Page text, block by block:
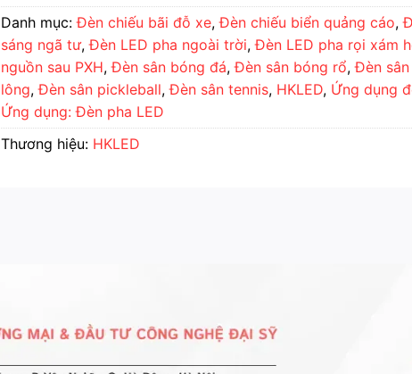
Danh mục:Đèn chiếu bãi đỗ xe,Đèn chiếu biển quảng cáo,
sáng ngã tư,Đèn LED pha ngoài trời,Đèn LED pha rọi xám
nguồn sau PXH,Đèn sân bóng đá,Đèn sân bóng rổ,Đèn sân
lông,Đèn sân pickleball,Đèn sân tennis, HKLED, Ứng dụng
Ứng dụng: Đèn pha LED
Thương hiệu: HKLED